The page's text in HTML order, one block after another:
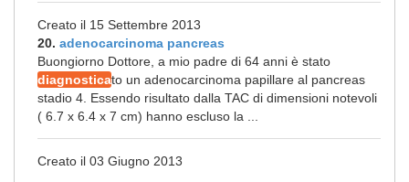
Creato il 15 Settembre 2013
20. adenocarcinoma pancreas
Buongiorno Dottore, a mio padre di 64 anni è stato
diagnosticato un adenocarcinoma papillare al pancreas
stadio 4. Essendo risultato dalla TAC di dimensioni notevoli
( 6.7 x 6.4 x 7 cm) hanno escluso la ...
Creato il 03 Giugno 2013